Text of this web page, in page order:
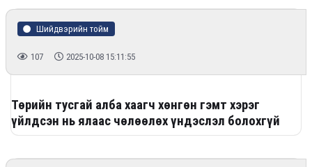
Шийдвэрийн тойм
107 2025-10-08 15:11:55
Төрийн тусгай алба хаагч хөнгөн гэмт хэрэг
үйлдсэн нь ялаас чөлөөлөх үндэслэл болохгүй